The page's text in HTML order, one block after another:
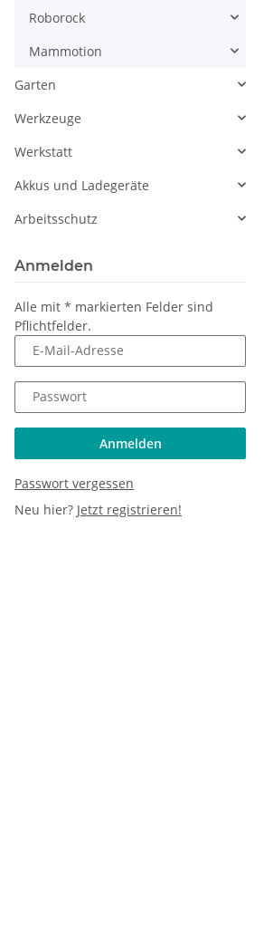
Roborock
Mammotion
Garten
Werkzeuge
Werkstatt
Akkus und Ladegeräte
Arbeitsschutz
Anmelden
Alle mit * markierten Felder sind
Pflichtfelder.
E-Mail-Adresse
Passwort
Anmelden
Passwort vergessen
Neu hier? Jetzt registrieren!